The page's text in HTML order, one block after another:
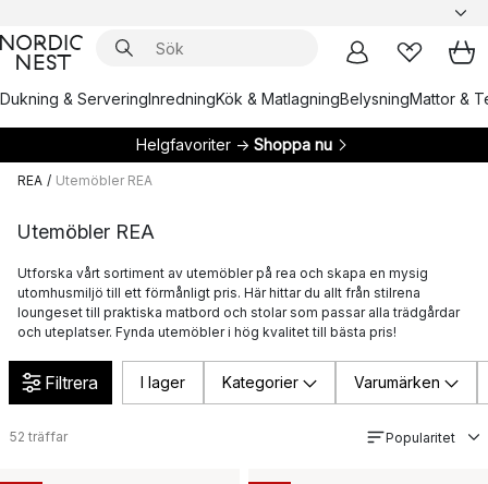
Dukning & ServeringInredningKök & MatlagningBelysningMattor &
Helgfavoriter → Shoppa nu
REA / Utemöbler REA
Utemöbler REA
Utforska vårt sortiment av utemöbler på rea och skapa en mysig
utomhusmiljö till ett förmånligt pris. Här hittar du allt från stilrena
loungeset till praktiska matbord och stolar som passar alla trädgårdar
och uteplatser. Fynda utemöbler i hög kvalitet till bästa pris!
Filtrera I lager Kategorier Varumärken
52 träffar Popularitet